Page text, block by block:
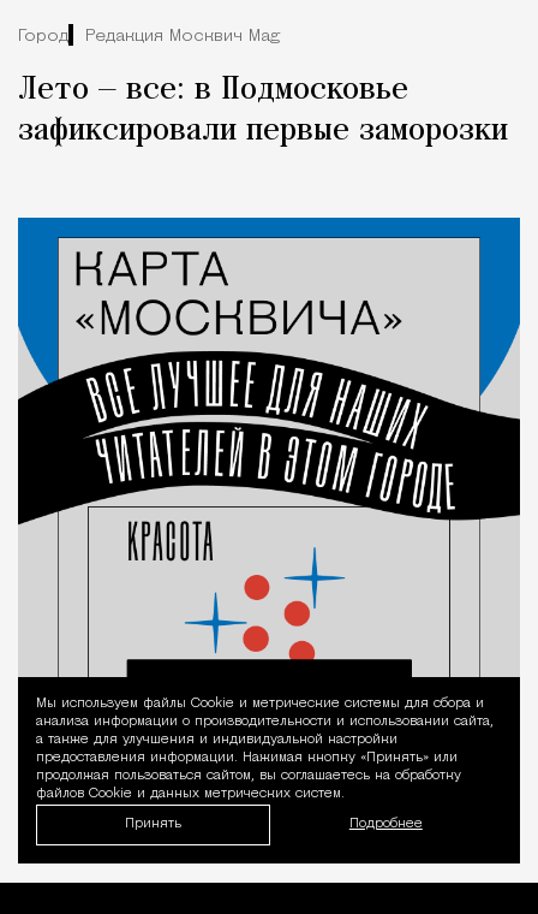
Город Редакция Москвич Mag
Лето — все: в Подмосковье
зафиксировали первые заморозки
Уведомление
Мы используем файлы Сookie и метрические системы для сбора и
анализа информации о производительности и использовании сайта,
а также для улучшения и индивидуальной настройки
предоставления информации. Нажимая кнопку «Принять» или
продолжая пользоваться сайтом, вы соглашаетесь на обработку
файлов Cookie и данных метрических систем.
Принять Подробнее